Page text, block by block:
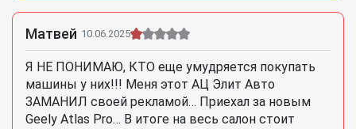
Матвей 10.06.2025
Я НЕ ПОНИМАЮ, КТО еще умудряется покупать
машины у них!!! Меня этот АЦ Элит Авто
ЗАМАНИЛ своей рекламой… Приехал за новым
Geely Atlas Pro… В итоге на весь салон стоит